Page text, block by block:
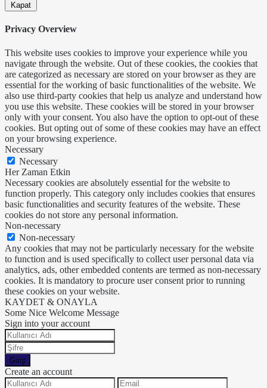
Kapat
Privacy Overview
This website uses cookies to improve your experience while you
navigate through the website. Out of these cookies, the cookies that
are categorized as necessary are stored on your browser as they are
essential for the working of basic functionalities of the website. We
also use third-party cookies that help us analyze and understand how
you use this website. These cookies will be stored in your browser
only with your consent. You also have the option to opt-out of these
cookies. But opting out of some of these cookies may have an effect
on your browsing experience.
Necessary
Necessary
Her Zaman Etkin
Necessary cookies are absolutely essential for the website to
function properly. This category only includes cookies that ensures
basic functionalities and security features of the website. These
cookies do not store any personal information.
Non-necessary
Non-necessary
Any cookies that may not be particularly necessary for the website
to function and is used specifically to collect user personal data via
analytics, ads, other embedded contents are termed as non-necessary
cookies. It is mandatory to procure user consent prior to running
these cookies on your website.
KAYDET & ONAYLA
Some Nice Welcome Message
Sign into your account
Giriş
Create an account